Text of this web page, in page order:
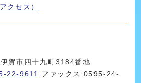
クセス）
賀市四十九町3184番地
22-9611
ファックス:0595-24-